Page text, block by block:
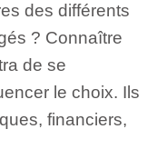
des différents
? Connaître
de se
le choix. Ils
financiers,